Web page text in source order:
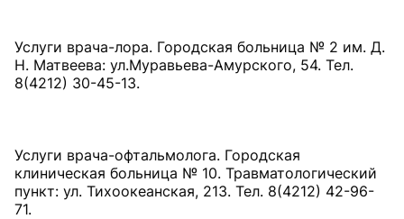
Услуги врача-лора. Городская больница № 2 им. Д.
Н. Матвеева: ул.Муравьева-Амурского, 54. Тел.
8(4212) 30-45-13.
Услуги врача-офтальмолога. Городская
клиническая больница № 10. Травматологический
пункт: ул. Тихоокеанская, 213. Тел. 8(4212) 42-96-
71.